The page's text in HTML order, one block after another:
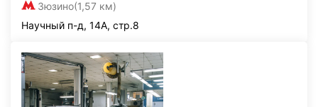
Зюзино(1,57 км)
Научный п-д, 14А, стр.8